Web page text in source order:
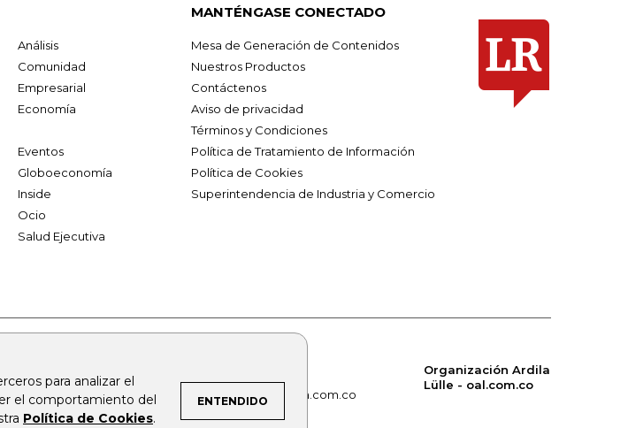
para analizar el
el comportamiento del
Política de Cookies.
ENTENDIDO
Análisis
Comunidad
Empresarial
Economía
Eventos
Globoeconomía
Inside
Ocio
Salud Ejecutiva
MANTÉNGASE CONECTADO
Mesa de Generación de Contenidos
Nuestros Productos
Contáctenos
Aviso de privacidad
Términos y Condiciones
Política de Tratamiento de Información
Política de Cookies
Superintendencia de Industria y Comercio
bolsaencolombia.com
noticiasrcn.com lafm.com.co
alerta.com.co
Organización Ardila
Lülle - oal.com.co